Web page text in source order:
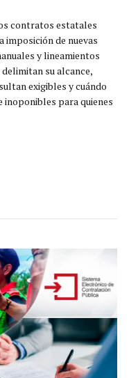
contratos estatales
de nuevas
y lineamientos
su alcance,
exigibles y cuándo
inoponibles para quienes